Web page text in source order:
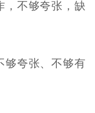
，不够夸张，缺
够夸张、不够有